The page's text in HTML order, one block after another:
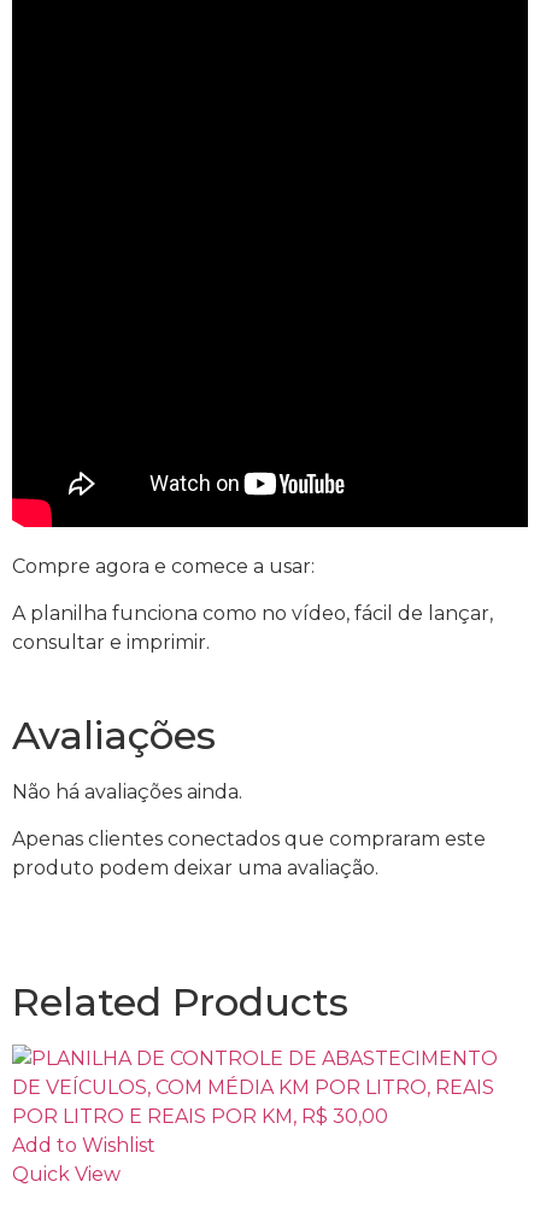
Compre agora e comece a usar:
A planilha funciona como no vídeo, fácil de lançar,
consultar e imprimir.
Avaliações
Não há avaliações ainda.
Apenas clientes conectados que compraram este
produto podem deixar uma avaliação.
Related Products
Add to Wishlist
Quick View